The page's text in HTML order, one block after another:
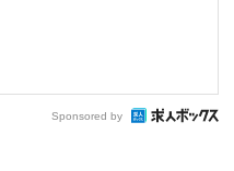
Sponsored by